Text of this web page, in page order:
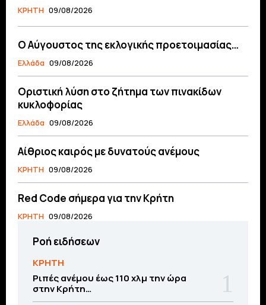
ΚΡΗΤΗ 09/08/2026
Ο Αύγουστος της εκλογικής προετοιμασίας…
Ελλάδα 09/08/2026
Οριστική λύση στο ζήτημα των πινακίδων
κυκλοφορίας
Ελλάδα 09/08/2026
Αίθριος καιρός με δυνατούς ανέμους
ΚΡΗΤΗ 09/08/2026
Red Code σήμερα για την Κρήτη
ΚΡΗΤΗ 09/08/2026
Ροή ειδήσεων
ΚΡΗΤΗ
Ριπές ανέμου έως 110 χλμ την ώρα
στην Κρήτη…